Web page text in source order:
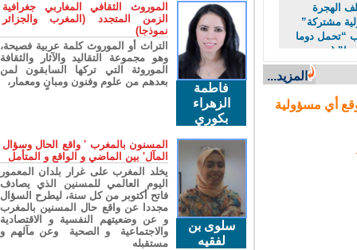
الهجرة
مشتركة”
دوما
(مصدر
المزيد...
أي مسؤولية
فاطمة
الزهراء
بكوري
الموروث الثقافي المغاربي جغرافية
الزمن المتجدد (المغرب والجزائر
نموذجا)
التراث أو الموروث كلمة عربية فصيحة،
وهو مجموعة التقاليد والآثار والثقافة
الموروثة التي تركها السابقون لمن
بعدهم من علوم وفنون ومبانٍ ومعمار،
سلوى بن
لفقيه
المسنون بالمغرب ' واقع الحال وسؤال
المآل' بين الماضي و الواقع و المتأمل
يخلد المغرب على غرار بلدان المعمور
اليوم العالمي للمسنين الذي يصادف
فاتح أكتوبر من كل سنة، ليطرح السؤال
مجددا عن واقع حال المسنين بالمغرب
و عن وضعيتهم النفسية و الاقتصادية
والاجتماعية و الصحية وعن مآلهم و
مستقبله